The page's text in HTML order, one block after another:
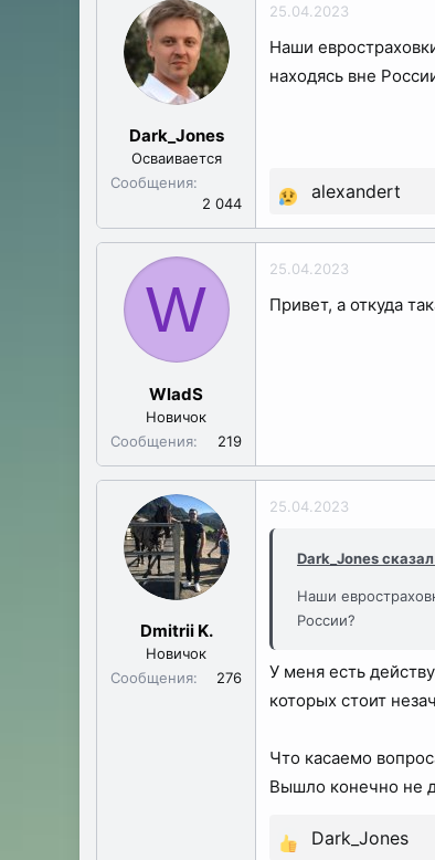
ц
и
Dark_Jones
Осваивается
Сообщения
2 044
25.04.2023
Наши
находясь вне
Р
е
ц
alexandert
W
WladS
Новичок
Сообщения
219
25.04.2023
Привет, а откуда
Dmitrii K.
Новичок
Сообщения
276
25.04.2023
Dark_Jones
Наши
России?
У меня есть
которых стоит
Что касаемо
Вышло конечно не
Р
Dark_Jones